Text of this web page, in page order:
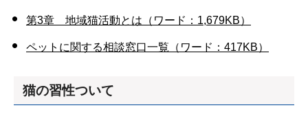
第3章 地域猫活動とは（ワード：1,679KB）
ペットに関する相談窓口一覧（ワード：417KB）
猫の習性ついて